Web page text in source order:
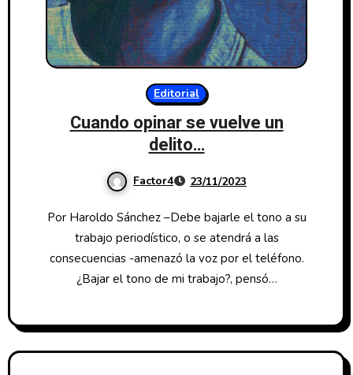
Editorial
Cuando opinar se vuelve un
delito…
Factor4 23/11/2023
Por Haroldo Sánchez –Debe bajarle el tono a su
trabajo periodístico, o se atendrá a las
consecuencias -amenazó la voz por el teléfono.
¿Bajar el tono de mi trabajo?, pensó…